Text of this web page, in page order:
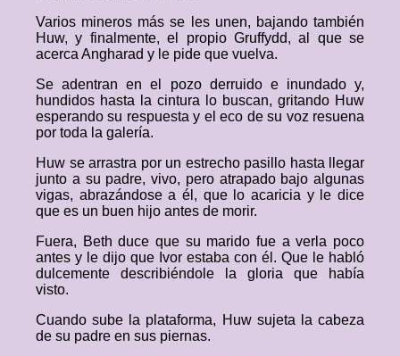
Varios mineros más se les unen, bajando también
Huw, y finalmente, el propio Gruffydd, al que se
acerca Angharad y le pide que vuelva.
Se adentran en el pozo derruido e inundado y,
hundidos hasta la cintura lo buscan, gritando Huw
esperando su respuesta y el eco de su voz resuena
por toda la galería.
Huw se arrastra por un estrecho pasillo hasta llegar
junto a su padre, vivo, pero atrapado bajo algunas
vigas, abrazándose a él, que lo acaricia y le dice
que es un buen hijo antes de morir.
Fuera, Beth duce que su marido fue a verla poco
antes y le dijo que Ivor estaba con él. Que le habló
dulcemente describiéndole la gloria que había
visto.
Cuando sube la plataforma, Huw sujeta la cabeza
de su padre en sus piernas.